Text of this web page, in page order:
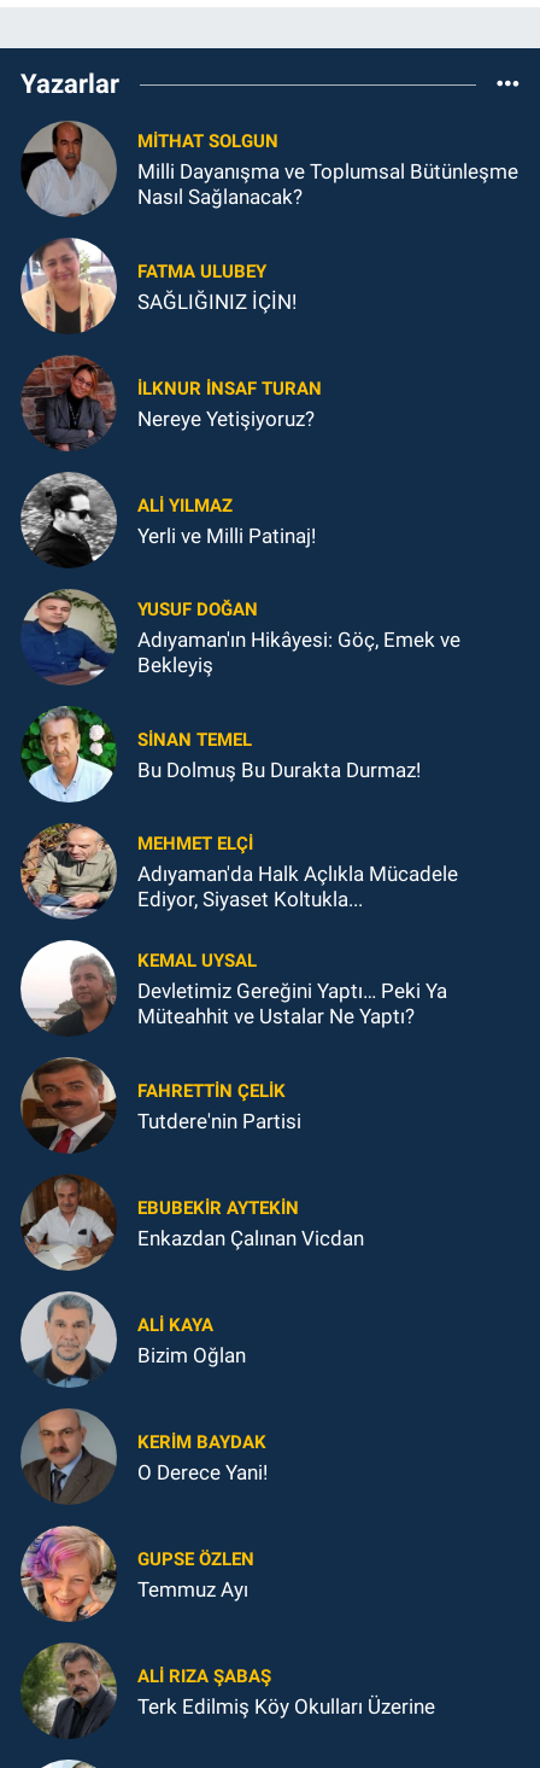
Yazarlar
MITHAT SOLGUN
Milli Dayanışma ve Toplumsal Bütünleşme
Nasıl Sağlanacak?
FATMA ULUBEY
SAĞLIĞINIZ İÇİN!
İLKNUR İNSAF TURAN
Nereye Yetişiyoruz?
ALI YILMAZ
Yerli ve Milli Patinaj!
YUSUF DOĞAN
Adıyaman'ın Hikâyesi: Göç, Emek ve
Bekleyiş
SINAN TEMEL
Bu Dolmuş Bu Durakta Durmaz!
MEHMET ELÇI
Adıyaman'da Halk Açlıkla Mücadele
Ediyor, Siyaset Koltukla...
KEMAL UYSAL
Devletimiz Gereğini Yaptı… Peki Ya
Müteahhit ve Ustalar Ne Yaptı?
FAHRETTIN ÇELİK
Tutdere'nin Partisi
EBUBEKIR AYTEKIN
Enkazdan Çalınan Vicdan
ALI KAYA
Bizim Oğlan
KERIM BAYDAK
O Derece Yani!
GUPSE ÖZLEN
Temmuz Ayı
ALI RIZA ŞABAŞ
Terk Edilmiş Köy Okulları Üzerine